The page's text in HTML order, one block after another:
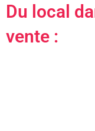
Du local
vente :